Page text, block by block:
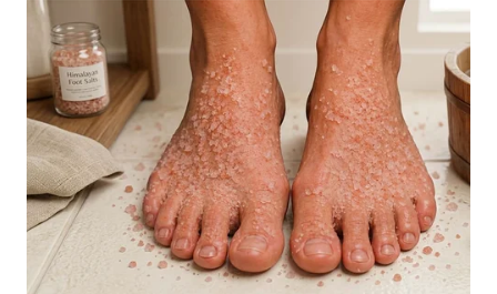
KALBAR
WN
KALTENG
WN
KALTARA
WN
KALSEL